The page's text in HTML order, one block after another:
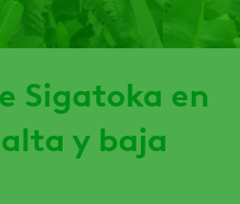
Sigatoka en
y baja